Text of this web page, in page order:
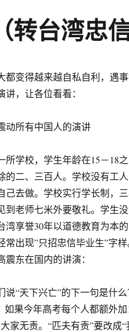
台湾忠
都变得越来越自私自利，遇
，让各位看看：
动所有中国人的演讲
所学校，学生年龄在15－18
的二、三百人。学校没有工
己去做。学校实行学长制，
到老师七米外要敬礼。学生
湾享誉30年以道德教育为本
常出现”只招忠信毕业生”字样
震东在国内的讲演：
说“天下兴亡”的下一句是什
如果今年高考每个人都额外
家无责。“匹夫有责”要改成